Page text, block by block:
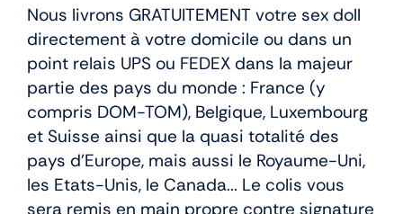
Nous livrons GRATUITEMENT votre sex doll
directement à votre domicile ou dans un
point relais UPS ou FEDEX dans la majeur
partie des pays du monde : France (y
compris DOM-TOM), Belgique, Luxembourg
et Suisse ainsi que la quasi totalité des
pays d’Europe, mais aussi le Royaume-Uni,
les Etats-Unis, le Canada... Le colis vous
sera remis en main propre contre signature